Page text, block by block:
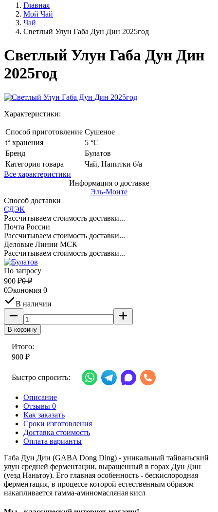
Главная
Мой Чай
Чай
Светлый Улун Габа Дун Дин 2025год
Светлый Улун Габа Дун Дин
2025год
Характеристики:
Способ приготовление Сушеное
t° хранения
5 °C
Бренд
Булатов
Категория товара
Чай, Напитки б/а
Все характеристики
Информация о доставке
Эль-Монте
Способ доставки
СДЭК
Рассчитываем стоимость доставки...
Почта России
Рассчитываем стоимость доставки...
Деловые Линии МСК
Рассчитываем стоимость доставки...
По запросу
900 ₽0 ₽
0Экономия 0
В наличии
В корзину
Итого:
900 ₽
Быстро спросить:
Описание
Отзывы 0
Как заказать
Сроки изготовления
Доставка стоимость
Оплата варианты
Габа Дун Дин (GABA Dong Ding) - уникальный тайваньский
улун средней ферментации, выращенный в горах Дун Дин
(уезд Наньтоу). Его главная особенность - бескислородная
ферментация, в процессе которой естественным образом
накапливается гамма-аминомасляная кисл